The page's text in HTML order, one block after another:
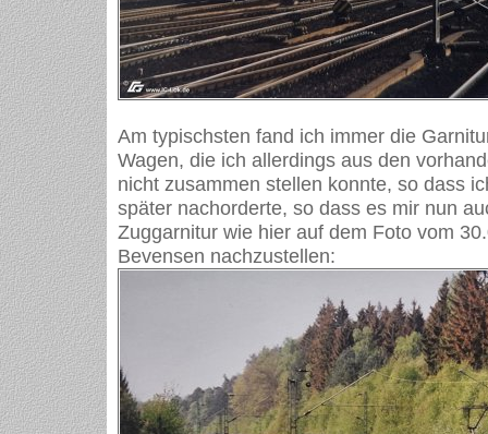
Am typischsten fand ich immer die
Wagen, die ich allerdings aus den
nicht zusammen stellen konnte, so dass
später nachorderte, so dass es mir nun
Zuggarnitur wie hier auf dem Foto vom
Bevensen nachzustellen: